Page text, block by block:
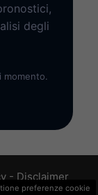
degli
momento.
- Disclaimer
preferenze cookie